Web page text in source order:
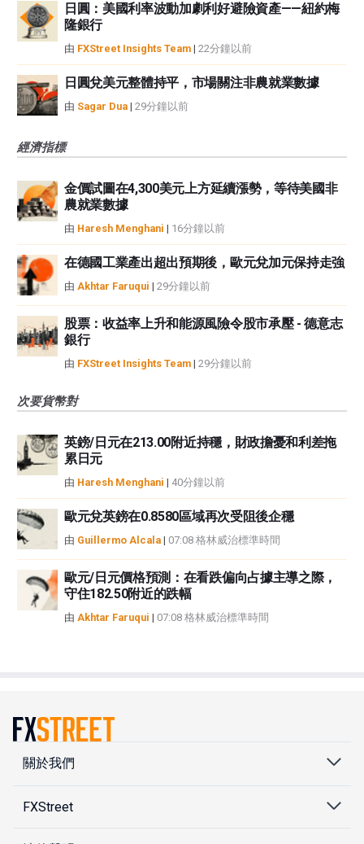
日圓：美國利率波動加劇利好避險資產——紐約梅
隆銀行
由 FXStreet Insights Team | 22分鐘以前
日圓兌美元整體持平，市場關注非農就業數據
由 Sagar Dua | 29分鐘以前
經濟指標
金價試圖在4,300美元上方延續漲勢，等待美國非
農就業數據
由 Haresh Menghani | 16分鐘以前
在德國工業產出超出預期後，歐元兌加元保持走強
由 Akhtar Faruqui | 29分鐘以前
股票：收益率上升和能源風險令股市承壓 - 德意志
銀行
由 FXStreet Insights Team | 29分鐘以前
次要貨幣對
英鎊/日元在213.00附近持穩，財政擔憂和利差拖
累日元
由 Haresh Menghani | 40分鐘以前
歐元兌英鎊在0.8580區域再次受阻後企穩
由 Guillermo Alcala | 07:08 格林威治標準時間
歐元/日元價格預測：在看跌偏向占據主導之際，
守住182.50附近的跌幅
由 Akhtar Faruqui | 07:08 格林威治標準時間
關於我們
FXStreet